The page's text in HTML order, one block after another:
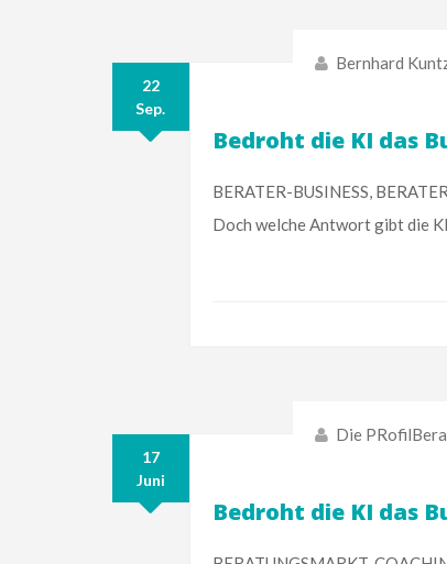
22
Sep.
Bernhard
Bedroht die KI das
BERATER-BUSINESS,
Doch welche Antwort gibt die KI
17
Juni
Die
Bedroht die KI das